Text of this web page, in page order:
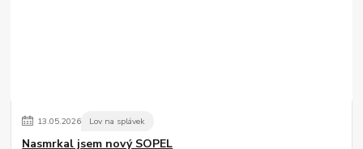
13.05.2026 Lov na splávek
Nasmrkal jsem nový SOPEL